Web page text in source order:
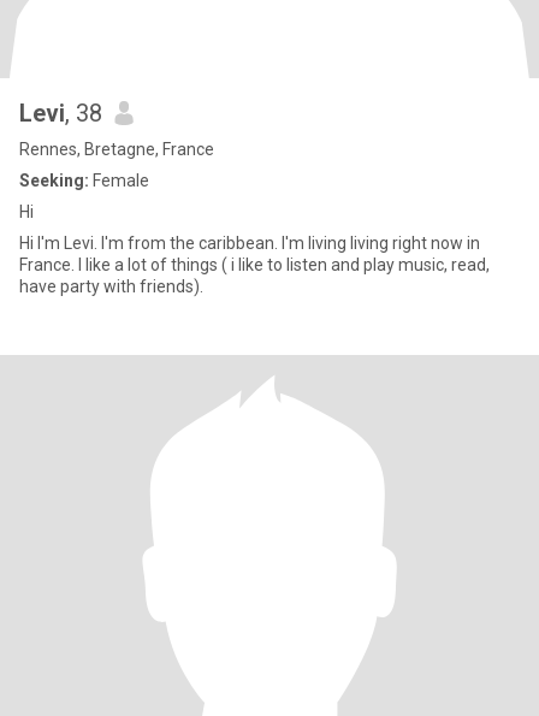
Levi, 38
Rennes, Bretagne, France
Seeking: Female
Hi
Hi I'm Levi. I'm from the caribbean. I'm living living right now in
France. I like a lot of things ( i like to listen and play music, read,
have party with friends).